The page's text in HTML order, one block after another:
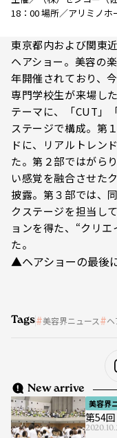
18：00 場所／アリミノホ
東京都内および関東
ヘアショー。美容の
年開催されており、
専門学校生が来場し
テーマに、「CUT」
ステージで構成。第
ドに、リアルトレン
た。第２部ではがら
い感覚を融合させた
披露。第３部では、
クステージを担当し
ョンを得た、“クリ
た。
▲ヘアショーの最後
Tags 美容界ニュース
New arrive
美容界
第54